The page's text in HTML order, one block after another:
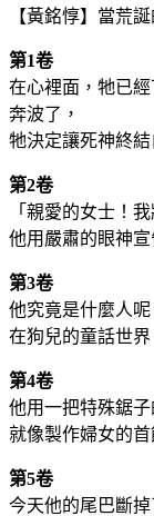
【黃銘惇】當荒
第1卷
在心裡面，牠已
奔波了，
牠決定讓死神終結
第2卷
「親愛的女士！
他用嚴肅的眼神宣
第3卷
他究竟是什麼人呢
在狗兒的童話世
第4卷
他用一把特殊鋸
就像製作婦女的首
第5卷
今天他的尾巴斷